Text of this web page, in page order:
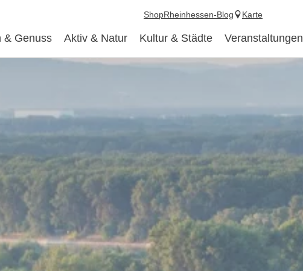
& Genuss Aktiv & Natur Kultur & Städte Veranstaltungen
ShopRheinhessen-Blog Karte